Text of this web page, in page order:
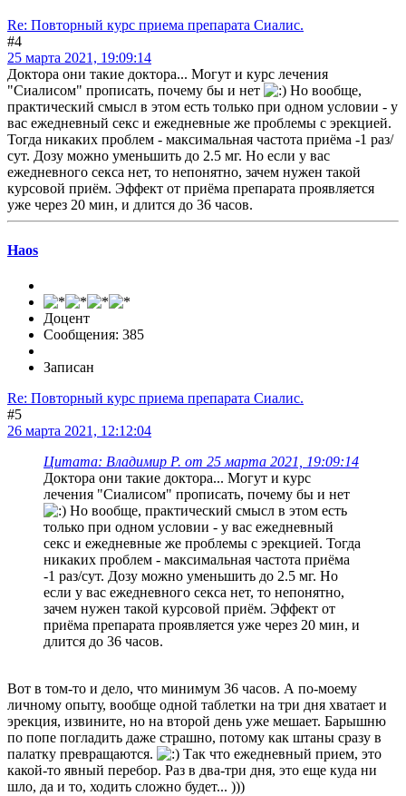
Re: Повторный курс приема препарата Сиалис.
#4
25 марта 2021, 19:09:14
Доктора они такие доктора... Могут и курс лечения
"Сиалисом" прописать, почему бы и нет
Но вообще,
практический смысл в этом есть только при одном условии - у
вас ежедневный секс и ежедневные же проблемы с эрекцией.
Тогда никаких проблем - максимальная частота приёма -1 раз/
сут. Дозу можно уменьшить до 2.5 мг. Но если у вас
ежедневного секса нет, то непонятно, зачем нужен такой
курсовой приём. Эффект от приёма препарата проявляется
уже через 20 мин, и длится до 36 часов.
Haos
Доцент
Сообщения: 385
Записан
Re: Повторный курс приема препарата Сиалис.
#5
26 марта 2021, 12:12:04
Цитата: Владимир Р. от 25 марта 2021, 19:09:14
Доктора они такие доктора... Могут и курс
лечения "Сиалисом" прописать, почему бы и нет
Но вообще, практический смысл в этом есть
только при одном условии - у вас ежедневный
секс и ежедневные же проблемы с эрекцией. Тогда
никаких проблем - максимальная частота приёма
-1 раз/сут. Дозу можно уменьшить до 2.5 мг. Но
если у вас ежедневного секса нет, то непонятно,
зачем нужен такой курсовой приём. Эффект от
приёма препарата проявляется уже через 20 мин, и
длится до 36 часов.
Вот в том-то и дело, что минимум 36 часов. А по-моему
личному опыту, вообще одной таблетки на три дня хватает и
эрекция, извините, но на второй день уже мешает. Барышню
по попе погладить даже страшно, потому как штаны сразу в
палатку превращаются.
Так что ежедневный прием, это
какой-то явный перебор. Раз в два-три дня, это еще куда ни
шло, да и то, ходить сложно будет... )))